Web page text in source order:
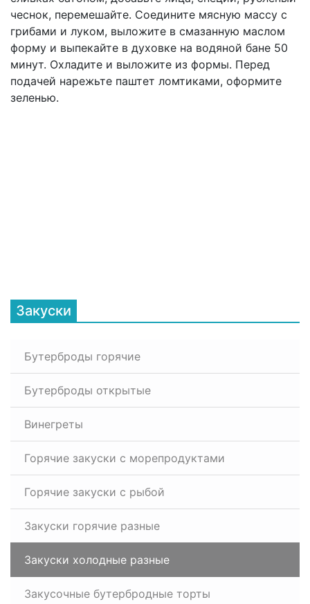
чеснок, перемешайте. Соедините мясную массу с
грибами и луком, выложите в смазанную маслом
форму и выпекайте в духовке на водяной бане 50
минут. Охладите и выложите из формы. Перед
подачей нарежьте паштет ломтиками, оформите
зеленью.
Закуски
Бутерброды горячие
Бутерброды открытые
Винегреты
Горячие закуски с морепродуктами
Горячие закуски с рыбой
Закуски горячие разные
Закуски холодные разные
Закусочные бутербродные торты